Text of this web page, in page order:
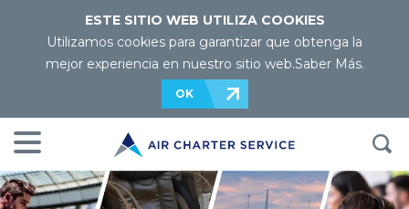
ESTE SITIO WEB UTILIZA COOKIES
Utilizamos cookies para garantizar que obtenga la
mejor experiencia en nuestro sitio web.Saber Más.
OK